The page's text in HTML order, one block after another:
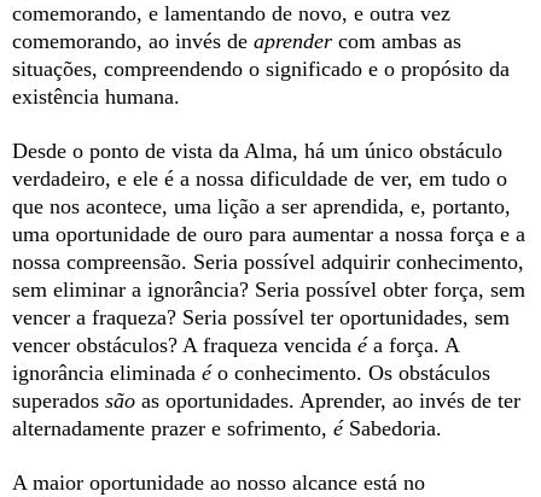
comemorando, e lamentando de novo, e outra vez
comemorando, ao invés de aprender com ambas as
situações, compreendendo o significado e o propósito da
existência humana.
Desde o ponto de vista da Alma, há um único obstáculo
verdadeiro, e ele é a nossa dificuldade de ver, em tudo o
que nos acontece, uma lição a ser aprendida, e, portanto,
uma oportunidade de ouro para aumentar a nossa força e a
nossa compreensão. Seria possível adquirir conhecimento,
sem eliminar a ignorância? Seria possível obter força, sem
vencer a fraqueza? Seria possível ter oportunidades, sem
vencer obstáculos? A fraqueza vencida éa força. A
ignorância eliminada éo conhecimento. Os obstáculos
superados são as oportunidades. Aprender, ao invés de ter
alternadamente prazer e sofrimento, é Sabedoria.
A maior oportunidade ao nosso alcance está no